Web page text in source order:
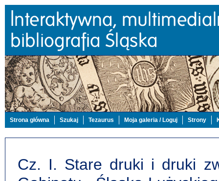
Strona główna Szukaj Tezaurus Moja galeria / Loguj Strony
Cz. I. Stare druki i druki